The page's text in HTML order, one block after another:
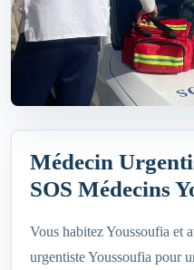
Médecin
SOS Médecins
Vous habitez Youssoufia et
urgentiste Youssoufia pour